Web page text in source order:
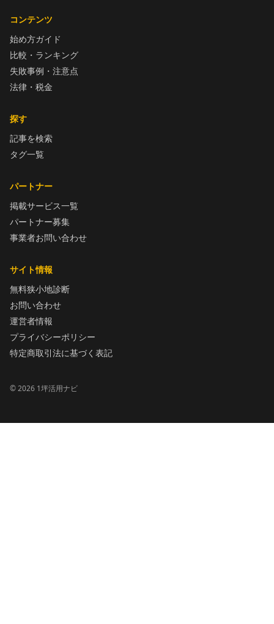
コンテンツ
始め方ガイド
比較・ランキング
失敗事例・注意点
法律・税金
探す
記事を検索
タグ一覧
パートナー
掲載サービス一覧
パートナー募集
事業者お問い合わせ
サイト情報
無料狭小地診断
お問い合わせ
運営者情報
プライバシーポリシー
特定商取引法に基づく表記
©2026 1坪活用ナビ